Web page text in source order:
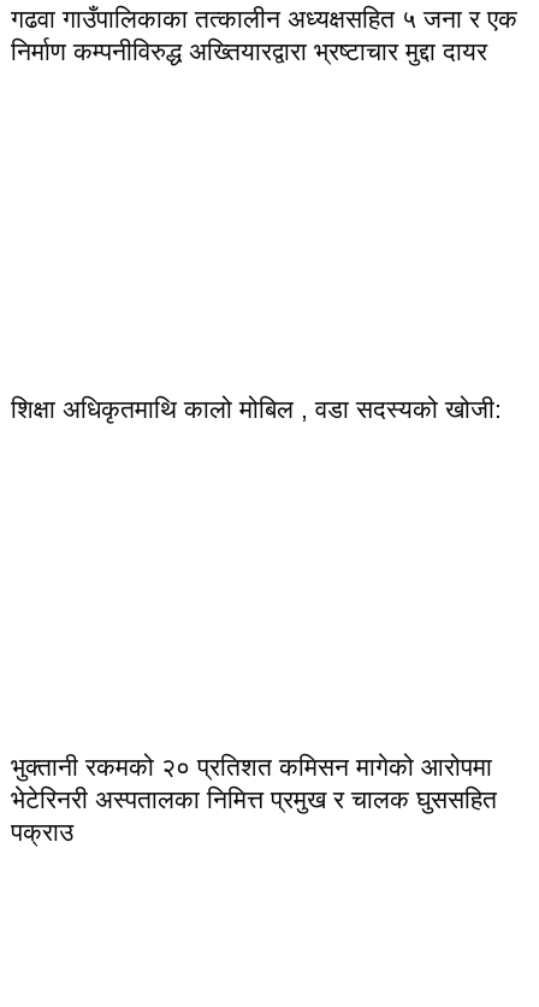
गढवा गाउँपालिकाका तत्कालीन अध्यक्षसहित ५ जना र एक
निर्माण कम्पनीविरुद्ध अख्तियारद्वारा भ्रष्टाचार मुद्दा दायर
शिक्षा अधिकृतमाथि कालो मोबिल , वडा सदस्यको खोजी:
भुक्तानी रकमको २० प्रतिशत कमिसन मागेको आरोपमा
भेटेरिनरी अस्पतालका निमित्त प्रमुख र चालक घुससहित
पक्राउ